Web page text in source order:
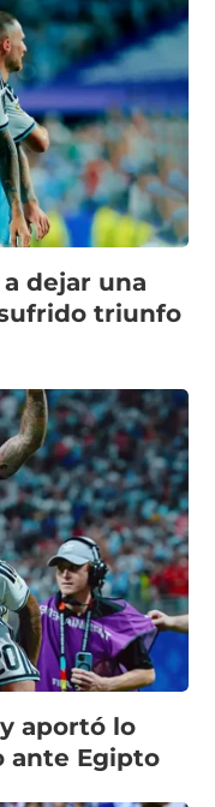
dejar una
triunfo
aportó lo
ante Egipto